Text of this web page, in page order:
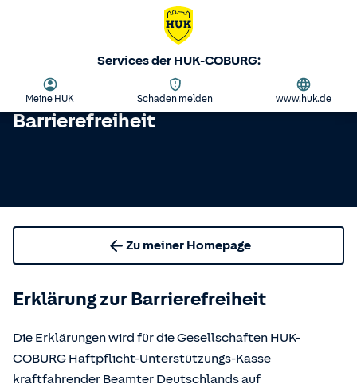
Services der HUK-COBURG:
Meine HUK Schaden melden www.huk.de
Barrierefreiheit
Zu meiner Homepage
Erklärung zur Barrierefreiheit
Die Erklärungen wird für die Gesellschaften HUK-
COBURG Haftpflicht-Unterstützungs-Kasse
kraftfahrender Beamter Deutschlands auf